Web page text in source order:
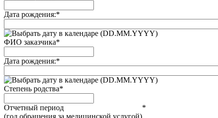
Дата рождения:*
(DD.MM.YYYY)
ФИО заказчика*
Дата рождения:*
(DD.MM.YYYY)
Степень родства*
Отчетный период
(год обращения за медицинской услугой)
*